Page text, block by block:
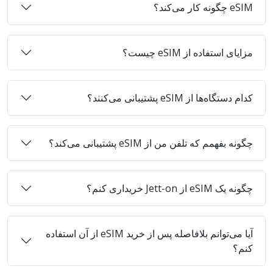
eSIM چگونه کار می‌کند؟
مزایای استفاده از eSIM چیست؟
کدام دستگاه‌ها از eSIM پشتیبانی می‌کنند؟
چگونه بفهمم که تلفن من از eSIM پشتیبانی می‌کند؟
چگونه یک eSIM از Jett-on خریداری کنم؟
آیا می‌توانم بلافاصله پس از خرید eSIM از آن استفاده
کنم؟